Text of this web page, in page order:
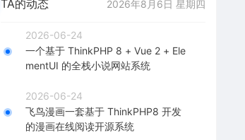
TA的动态 2026年8月6日 星期四
2026-06-24
一个基于 ThinkPHP 8 + Vue 2 + Ele
mentUI 的全栈小说网站系统
2026-06-24
飞鸟漫画一套基于 ThinkPHP8 开发
的漫画在线阅读开源系统